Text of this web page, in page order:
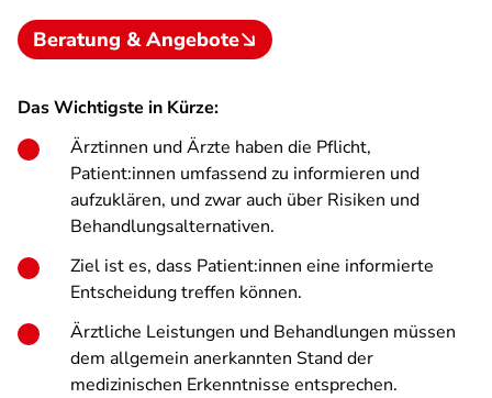
Beratung & Angebote
Das Wichtigste in Kürze:
Ärztinnen und Ärzte haben die Pflicht,
Patient:innen umfassend zu informieren und
aufzuklären, und zwar auch über Risiken und
Behandlungsalternativen.
Ziel ist es, dass Patient:innen eine informierte
Entscheidung treffen können.
Ärztliche Leistungen und Behandlungen müssen
dem allgemein anerkannten Stand der
medizinischen Erkenntnisse entsprechen.